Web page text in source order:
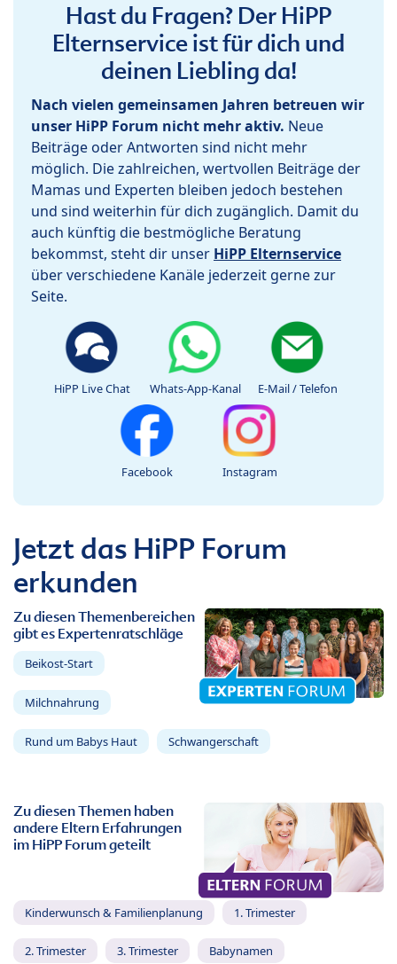
Hast du Fragen? Der HiPP
Elternservice ist für dich und
deinen Liebling da!
Nach vielen gemeinsamen Jahren betreuen wir
unser HiPP Forum nicht mehr aktiv. Neue
Beiträge oder Antworten sind nicht mehr
möglich. Die zahlreichen, wertvollen Beiträge der
Mamas und Experten bleiben jedoch bestehen
und sind weiterhin für dich zugänglich. Damit du
auch künftig die bestmögliche Beratung
bekommst, steht dir unser HiPP Elternservice
über verschiedene Kanäle jederzeit gerne zur
Seite.
HiPP Live Chat Whats-App-Kanal E-Mail / Telefon
Facebook Instagram
Jetzt das HiPP Forum
erkunden
Zu diesen Themenbereichen
gibt es Expertenratschläge
Beikost-Start
Milchnahrung
Rund um Babys Haut Schwangerschaft
Zu diesen Themen haben
andere Eltern Erfahrungen
im HiPP Forum geteilt
Kinderwunsch & Familienplanung 1. Trimester
2. Trimester 3. Trimester Babynamen